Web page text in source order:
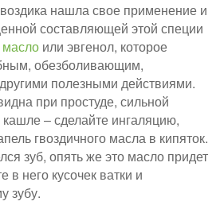
нашла свое применение и
составляющей этой специи
масло или эвгенол, которое
обезболивающим,
полезными действиями.
при простуде, сильной
– сделайте ингаляцию,
гвоздичного масла в кипяток.
зуб, опять же это масло придет
него кусочек ватки и
зубу.